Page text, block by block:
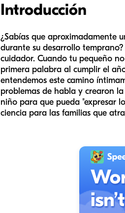
Introducción
¿Sabías que aproximadamente
durante su desarrollo
cuidador. Cuando tu pequeño
primera palabra al cumplir el
entendemos este camino
problemas de habla y crearon
niño para que pueda "expresar
ciencia para las familias que